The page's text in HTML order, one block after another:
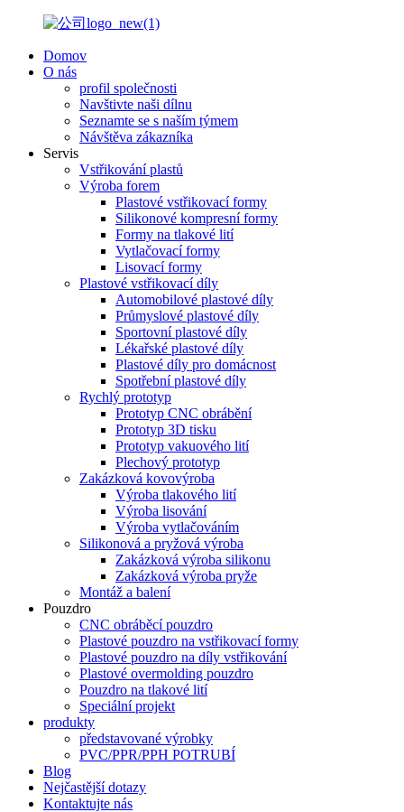
Domov
O nás
profil společnosti
Navštivte naši dílnu
Seznamte se s naším týmem
Návštěva zákazníka
Servis
Vstřikování plastů
Výroba forem
Plastové vstřikovací formy
Silikonové kompresní formy
Formy na tlakové lití
Vytlačovací formy
Lisovací formy
Plastové vstřikovací díly
Automobilové plastové díly
Průmyslové plastové díly
Sportovní plastové díly
Lékařské plastové díly
Plastové díly pro domácnost
Spotřební plastové díly
Rychlý prototyp
Prototyp CNC obrábění
Prototyp 3D tisku
Prototyp vakuového lití
Plechový prototyp
Zakázková kovovýroba
Výroba tlakového lití
Výroba lisování
Výroba vytlačováním
Silikonová a pryžová výroba
Zakázková výroba silikonu
Zakázková výroba pryže
Montáž a balení
Pouzdro
CNC obráběcí pouzdro
Plastové pouzdro na vstřikovací formy
Plastové pouzdro na díly vstřikování
Plastové overmolding pouzdro
Pouzdro na tlakové lití
Speciální projekt
produkty
představované výrobky
PVC/PPR/PPH POTRUBÍ
Blog
Nejčastější dotazy
Kontaktujte nás